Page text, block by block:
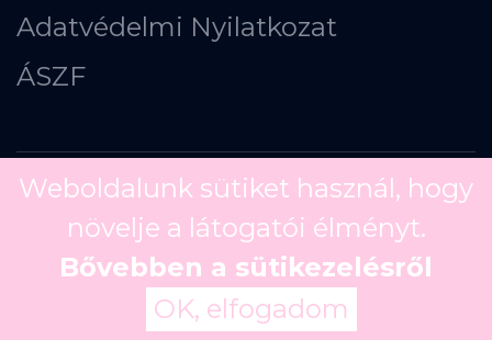
Adatvédelmi Nyilatkozat
ÁSZF
Copyright © 2026
Weboldalunk sütiket használ, hogy
növelje a látogatói élményt.
Bővebben a sütikezelésről
OK, elfogadom